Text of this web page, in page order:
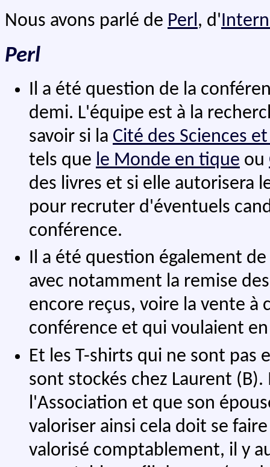
Nous avons parlé de Perl, d'
Perl
Il a été question de la
demi. L'équipe est à la
savoir si la Cité des Sciences
tels que le Monde en tique ou
des livres et si elle autorisera
pour recruter d'éventuels
conférence.
Il a été question également
avec notamment la remise
encore reçus, voire la vente à
conférence et qui voulaient
Et les T-shirts qui ne sont pas
sont stockés chez Laurent
l'Association et que son
valoriser ainsi cela doit se
valorisé comptablement, il y